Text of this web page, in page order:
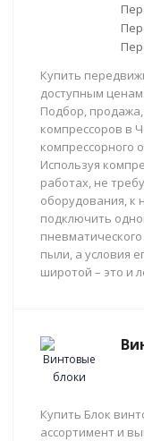
Купить
доступным
Подбор,
компрессоров в
компрессорного
Используя
работах, не
оборудования, к
подключить
пыли, а условия
широтой – это и
Купить Блок
ассортимент и